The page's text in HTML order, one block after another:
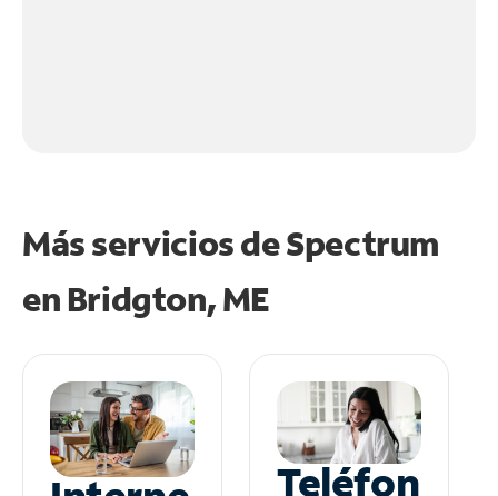
Más servicios de Spectrum
en Bridgton, ME
Teléfon